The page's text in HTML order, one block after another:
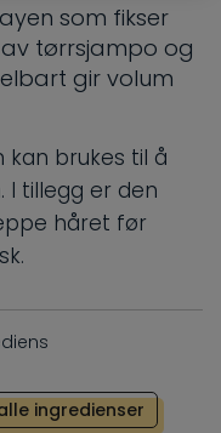
som fikser
tørrsjampo og
gir volum
kan brukes til å
tillegg er den
håret før
ingredienser